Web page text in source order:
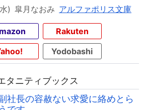
) 皐月なおみ アルファポリス文庫
Rakuten
Yodobashi
タニティブックス
社長の容赦ない求愛に絡めとら